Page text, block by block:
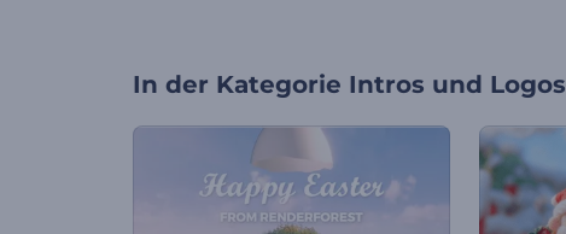
In der Kategorie Intros und Logos